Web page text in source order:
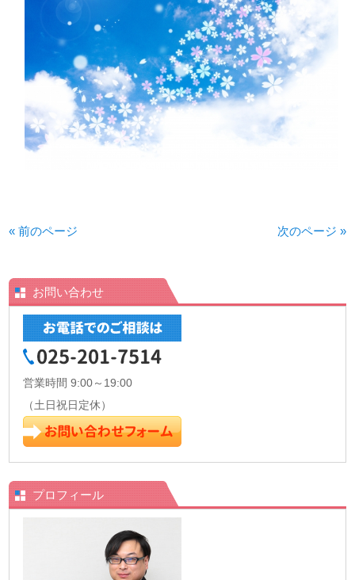
« 前のページ 次のページ »
お問い合わせ
営業時間 9:00～19:00
（土日祝日定休）
プロフィール